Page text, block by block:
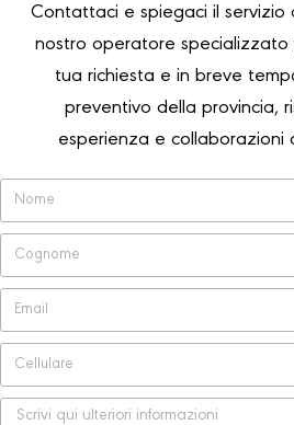
Contattaci e spiegaci il servizio
nostro operatore specializzato
tua richiesta e in breve
preventivo della provincia,
esperienza e collaborazioni